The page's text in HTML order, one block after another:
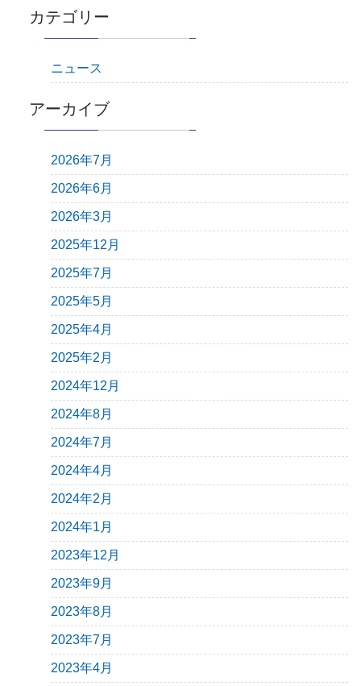
カテゴリー
ニュース
アーカイブ
2026年7月
2026年6月
2026年3月
2025年12月
2025年7月
2025年5月
2025年4月
2025年2月
2024年12月
2024年8月
2024年7月
2024年4月
2024年2月
2024年1月
2023年12月
2023年9月
2023年8月
2023年7月
2023年4月